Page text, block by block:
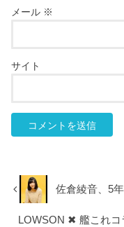
メール ※
サイト
佐倉綾音、5
LOWSON ✖ 艦これ